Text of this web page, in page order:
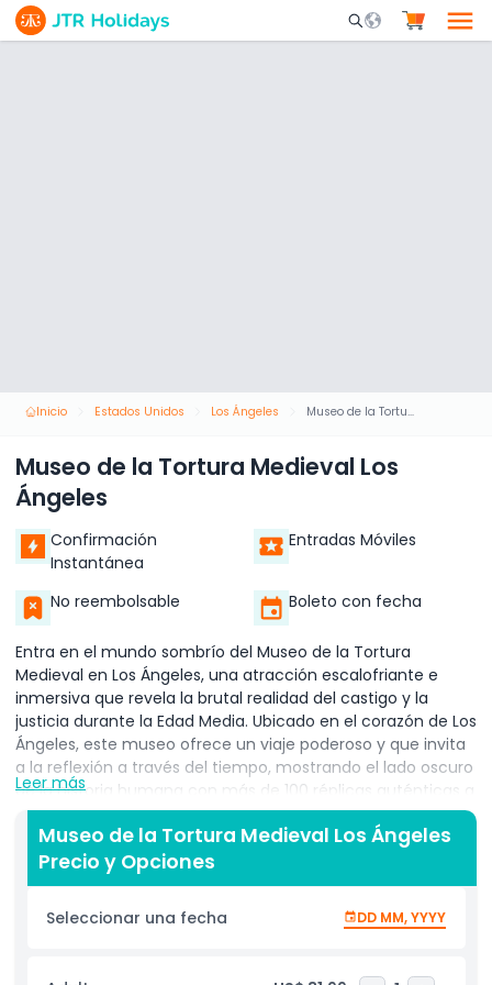
Mobile Search
Inicio Estados Unidos Los Ángeles Museo de la Tortura Medieval Los Ángeles
Museo de la Tortura Medieval Los
Ángeles
Confirmación
Instantánea
Entradas Móviles
No reembolsable Boleto con fecha
Entra en el mundo sombrío del Museo de la Tortura
Medieval en Los Ángeles, una atracción escalofriante e
inmersiva que revela la brutal realidad del castigo y la
justicia durante la Edad Media. Ubicado en el corazón de Los
Ángeles, este museo ofrece un viaje poderoso y que invita
a la reflexión a través del tiempo, mostrando el lado oscuro
de la historia humana con más de 100 réplicas auténticas a
tamaño real de dispositivos e instrumentos medievales de
tortura. Es una experiencia única que da vida a la historia
de una manera cruda, emocional e inolvidable. Mientras
exploras el Museo de la Tortura Medieval, cada exhibición
está meticulosamente diseñada para mostrar cómo se
utilizaba la tortura para infundir miedo, mantener el control
con exhibiciones detalladas que revelan el tormento
Leer más
Museo de la Tortura Medieval Los Ángeles
Precio y Opciones
Seleccionar una fecha DD MM, YYYY